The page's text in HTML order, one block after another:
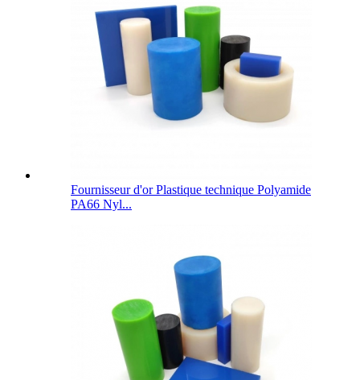
Fournisseur d'or Plastique technique Polyamide
PA66 Nyl...